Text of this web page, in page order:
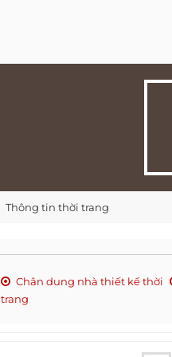
Thông tin thời trang
Chân dung nhà thiết kế thời
trang